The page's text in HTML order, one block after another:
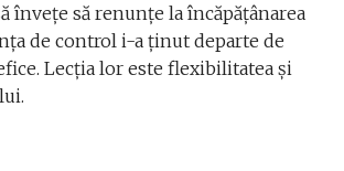
învețe să renunțe la încăpățânarea
de control i-a ținut departe de
Lecția lor este flexibilitatea și